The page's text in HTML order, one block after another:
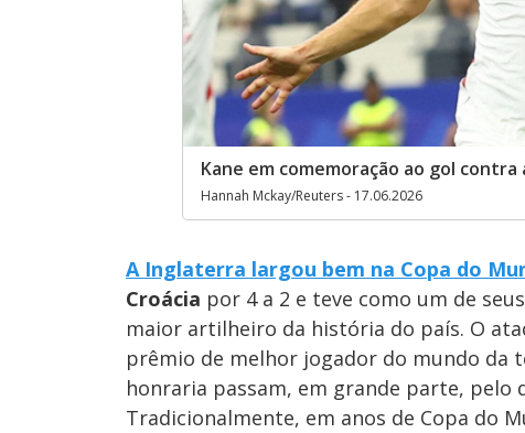
Kane em comemoração ao gol contra
Hannah Mckay/Reuters - 17.06.2026
A Inglaterra largou bem na Copa do
Croácia por 4 a 2 e teve como um de
maior artilheiro da história do país. O
prêmio de melhor jogador do mundo da
honraria passam, em grande parte, pelo
Tradicionalmente, em anos de Copa do